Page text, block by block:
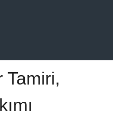
Tamiri,